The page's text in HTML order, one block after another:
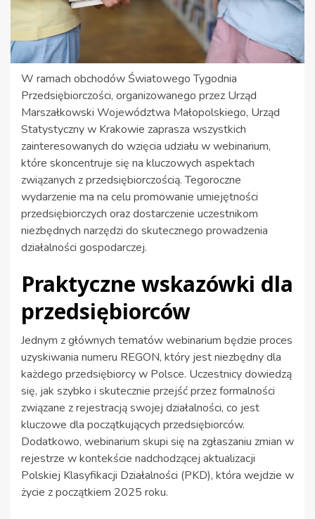
W ramach obchodów Światowego Tygodnia
Przedsiębiorczości, organizowanego przez Urząd
Marszałkowski Województwa Małopolskiego, Urząd
Statystyczny w Krakowie zaprasza wszystkich
zainteresowanych do wzięcia udziału w webinarium,
które skoncentruje się na kluczowych aspektach
związanych z przedsiębiorczością. Tegoroczne
wydarzenie ma na celu promowanie umiejętności
przedsiębiorczych oraz dostarczenie uczestnikom
niezbędnych narzędzi do skutecznego prowadzenia
działalności gospodarczej.
Praktyczne wskazówki dla
przedsiębiorców
Jednym z głównych tematów webinarium będzie proces
uzyskiwania numeru REGON, który jest niezbędny dla
każdego przedsiębiorcy w Polsce. Uczestnicy dowiedzą
się, jak szybko i skutecznie przejść przez formalności
związane z rejestracją swojej działalności, co jest
kluczowe dla początkujących przedsiębiorców.
Dodatkowo, webinarium skupi się na zgłaszaniu zmian w
rejestrze w kontekście nadchodzącej aktualizacji
Polskiej Klasyfikacji Działalności (PKD), która wejdzie w
życie z początkiem 2025 roku.